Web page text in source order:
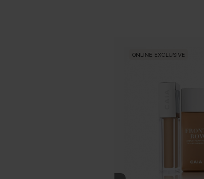
Ei
ONLINE EXCLUSIVE